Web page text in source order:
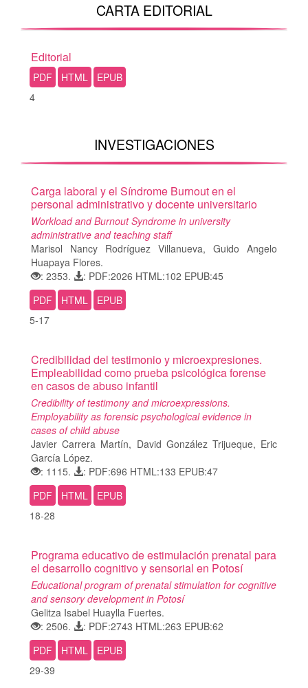
CARTA EDITORIAL
Editorial
PDF HTML
EPUB
4
INVESTIGACIONES
Carga laboral y el Síndrome Burnout en el
personal administrativo y docente universitario
Workload and Burnout Syndrome in university
administrative and teaching staff
Marisol Nancy Rodríguez Villanueva, Guido Angelo
Huapaya Flores.
: 2353.
: PDF:2026 HTML:102 EPUB:45
PDF
HTML
EPUB
5-17
Credibilidad del testimonio y microexpresiones.
Empleabilidad como prueba psicológica forense
en casos de abuso infantil
Credibility of testimony and microexpressions.
Employability as forensic psychological evidence in
cases of child abuse
Javier Carrera Martín, David González Trijueque, Eric
García López.
: 1115.
: PDF:696 HTML:133 EPUB:47
PDF
HTML
EPUB
18-28
Programa educativo de estimulación prenatal para
el desarrollo cognitivo y sensorial en Potosí
Educational program of prenatal stimulation for cognitive
and sensory development in Potosí
Gelitza Isabel Huaylla Fuertes.
: 2506.
: PDF:2743 HTML:263 EPUB:62
PDF
HTML
EPUB
29-39